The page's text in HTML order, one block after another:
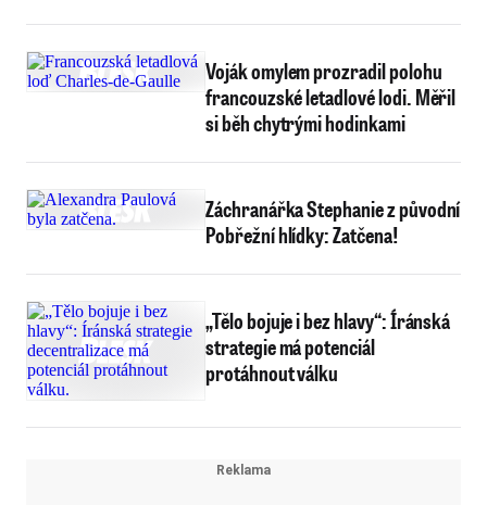
Voják omylem prozradil polohu
francouzské letadlové lodi. Měřil
si běh chytrými hodinkami
Záchranářka Stephanie z původní
Pobřežní hlídky: Zatčena!
„Tělo bojuje i bez hlavy“: Íránská
strategie má potenciál
protáhnout válku